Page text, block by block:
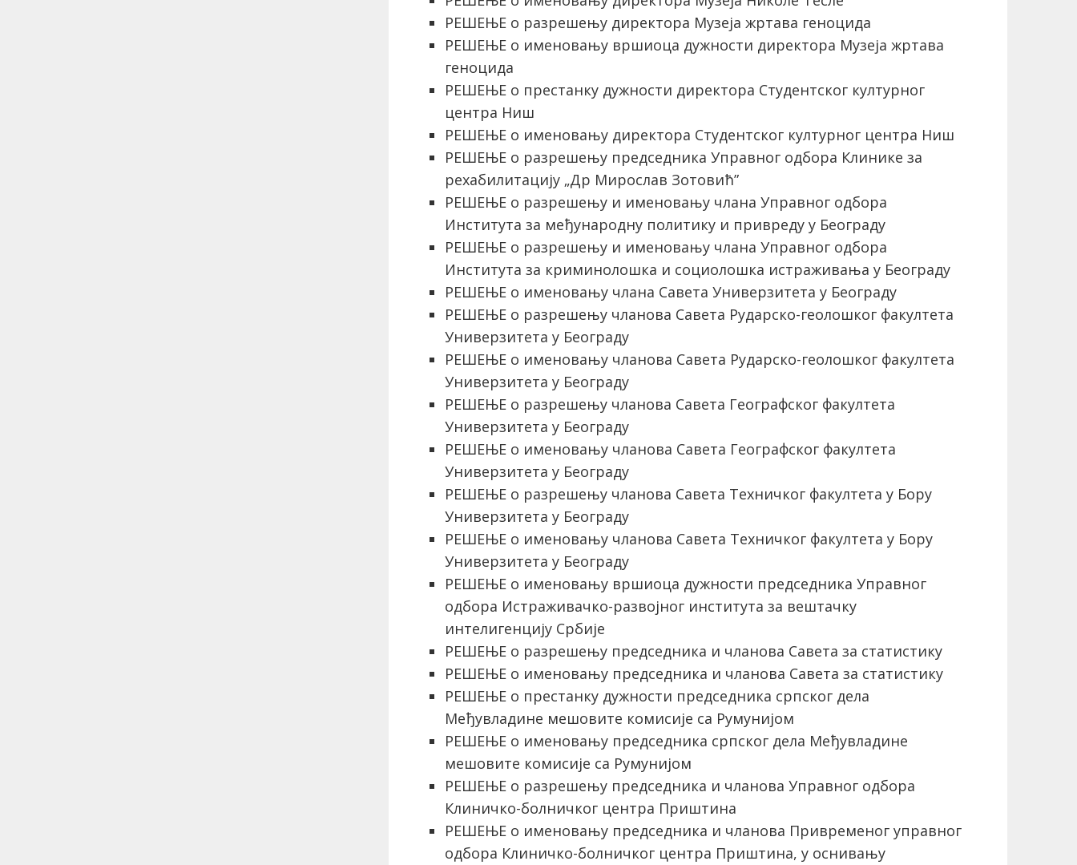
РЕШЕЊЕ o разрешењу директора Музеја жртава геноцида
РЕШЕЊЕ o именовању вршиоца дужности директора Музеја жртава
геноцида
РЕШЕЊЕ о престанку дужности директора Студентског културног
центра Ниш
РЕШЕЊЕ о именовању директора Студентског културног центра Ниш
РЕШЕЊЕ о разрешењу председника Управног одбора Клинике за
рехабилитацију „Др Мирослав Зотовић”
РЕШЕЊЕ o разрешењу и именовању члана Управног одбора
Института за међународну политику и привреду у Београду
РЕШЕЊЕ o разрешењу и именовању члана Управног одбора
Института за криминолошка и социолошка истраживања у Београду
РЕШЕЊЕ о именовању члана Савета Универзитета у Београду
РЕШЕЊЕ о разрешењу чланова Савета Рударско-геолошког факултета
Универзитета у Београду
РЕШЕЊЕ о именовању чланова Савета Рударско-геолошког факултета
Универзитета у Београду
РЕШЕЊЕ о разрешењу чланова Савета Географског факултета
Универзитета у Београду
РЕШЕЊЕ о именовању чланова Савета Географског факултета
Универзитета у Београду
РЕШЕЊЕ о разрешењу чланова Савета Техничког факултета у Бору
Универзитета у Београду
РЕШЕЊЕ о именовању чланова Савета Техничког факултета у Бору
Универзитета у Београду
РЕШЕЊЕ o именовању вршиоца дужности председника Управног
одбора Истраживачко-развојног института за вештачку
интелигенцију Србије
РЕШЕЊЕ о разрешењу председника и чланова Савета за статистику
РЕШЕЊЕ о именовању председника и чланова Савета за статистику
РЕШЕЊЕ о престанку дужности председника српског дела
Међувладине мешовите комисије са Румунијом
РЕШЕЊЕ о именовању председника српског дела Међувладине
мешовите комисије са Румунијом
РЕШЕЊЕ о разрешењу председника и чланова Управног одбора
Клиничко-болничког центра Приштина
РЕШЕЊЕ о именовању председника и чланова Привременог управног
одбора Клиничко-болничког центра Приштина, у оснивању